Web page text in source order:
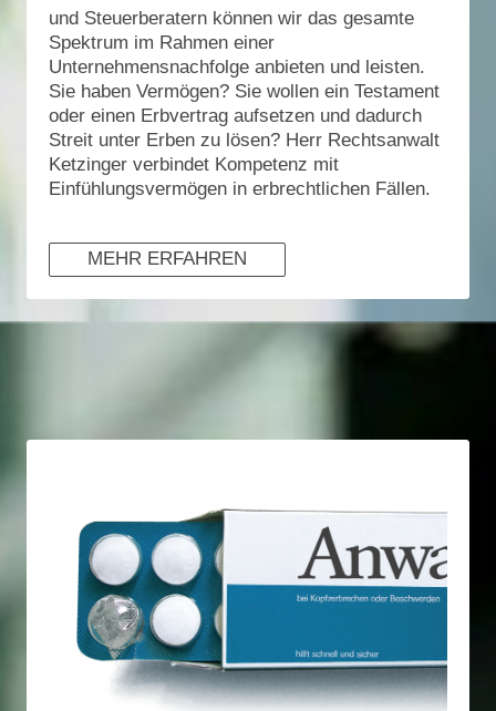
und Steuerberatern können wir das gesamte
Spektrum im Rahmen einer
Unternehmensnachfolge anbieten und leisten.
Sie haben Vermögen? Sie wollen ein Testament
oder einen Erbvertrag aufsetzen und dadurch
Streit unter Erben zu lösen? Herr Rechtsanwalt
Ketzinger verbindet Kompetenz mit
Einfühlungsvermögen in erbrechtlichen Fällen.
MEHR ERFAHREN